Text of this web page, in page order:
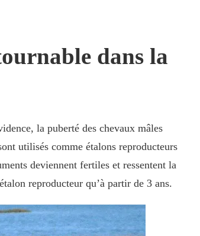
dans la
la puberté des chevaux mâles
utilisés comme étalons reproducteurs
deviennent fertiles et ressentent la
reproducteur qu’à partir de 3 ans.